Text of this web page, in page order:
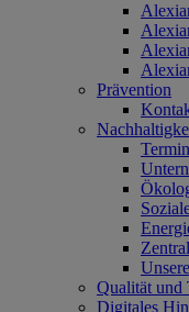
Prävention
Qualität und
Digitales